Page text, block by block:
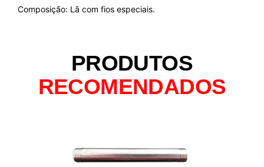
Composição: Lã com fios especiais.
PRODUTOS
RECOMENDADOS